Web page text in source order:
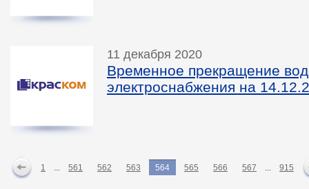
11 декабря 2020
Временное прекращение
электроснабжения на
1 ... 561 562 563 564 565 566 567 ... 915